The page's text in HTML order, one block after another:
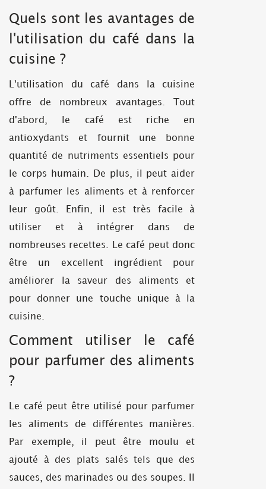
Quels sont les avantages de
l'utilisation du café dans la
cuisine ?
L'utilisation du café dans la cuisine
offre de nombreux avantages. Tout
d'abord, le café est riche en
antioxydants et fournit une bonne
quantité de nutriments essentiels pour
le corps humain. De plus, il peut aider
à parfumer les aliments et à renforcer
leur goût. Enfin, il est très facile à
utiliser et à intégrer dans de
nombreuses recettes. Le café peut donc
être un excellent ingrédient pour
améliorer la saveur des aliments et
pour donner une touche unique à la
cuisine.
Comment utiliser le café
pour parfumer des aliments
?
Le café peut être utilisé pour parfumer
les aliments de différentes manières.
Par exemple, il peut être moulu et
ajouté à des plats salés tels que des
sauces, des marinades ou des soupes. Il